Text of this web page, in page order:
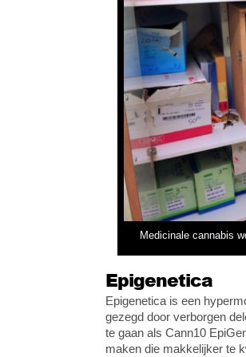
Medicinale cannabis
Epigenetica
Epigenetica is een
gezegd door verborgen
te gaan als Cann10
maken die makkelijker te